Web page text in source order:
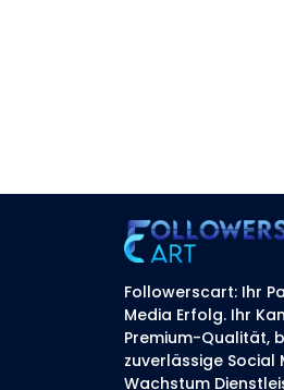
Followerscart: Ihr
Media Erfolg. Ihr
Premium-Qualität,
zuverlässige Social
Wachstum